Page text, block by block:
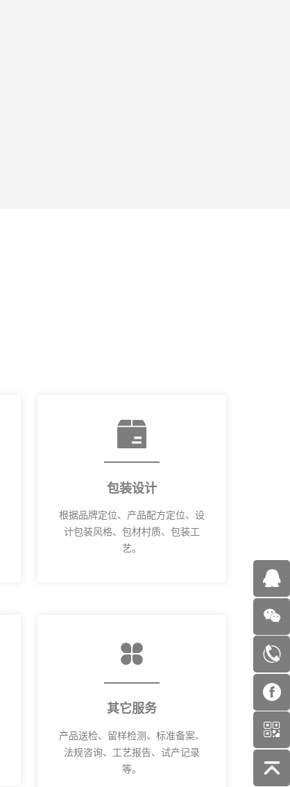
包装设计
根据品牌定位、产品配方定位、设
计包装风格、包材村质、包装工
艺。
其它服务
产品送检、留样检测、标准备案、
法规咨询、工艺报告、试产记录
等。